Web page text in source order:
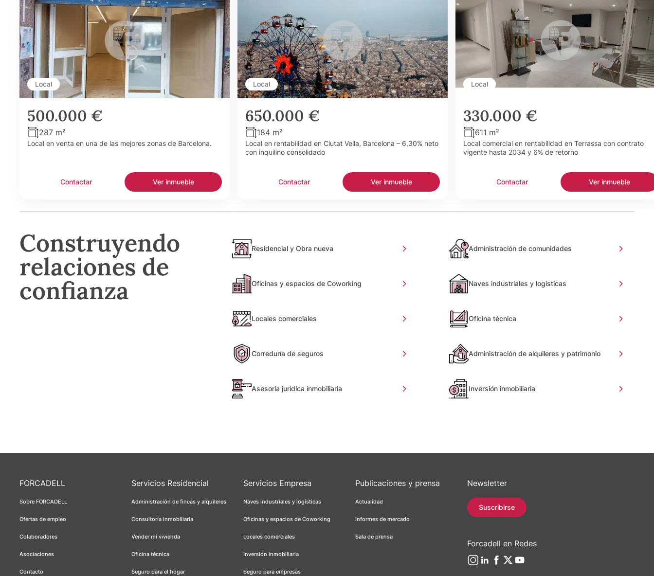
Local
500.000 €
287 m²
Local en venta en una de las mejores zonas de Barcelona.
Contactar Ver inmueble
Local
650.000 €
184 m²
Local en rentabilidad en Ciutat Vella, Barcelona – 6,30% neto
con inquilino consolidado
Contactar Ver inmueble
Local
330.000 €
611 m²
Local comercial en rentabilidad en Terrassa con contrato
vigente hasta 2034 y 6% de retorno
Contactar Ver inmueble
Construyendo
relaciones de
confianza
Residencial y Obra nueva Administración de comunidades
Oficinas y espacios de Coworking Naves industriales y logísticas
Locales comerciales Oficina técnica
Correduría de seguros Administración de alquileres y patrimonio
Asesoría jurídica inmobiliaria Inversión inmobiliaria
FORCADELL
Sobre FORCADELL
Ofertas de empleo
Colaboradores
Asociaciones
Contacto
Servicios Residencial
Administración de fincas y alquileres
Consultoría inmobiliaria
Vender mi vivienda
Oficina técnica
Seguro para el hogar
Servicios Empresa
Naves industriales y logísticas
Oficinas y espacios de Coworking
Locales comerciales
Inversión inmobiliaria
Seguro para empresas
Publicaciones y prensa
Actualidad
Informes de mercado
Sala de prensa
Newsletter
Suscribirse
Forcadell en Redes